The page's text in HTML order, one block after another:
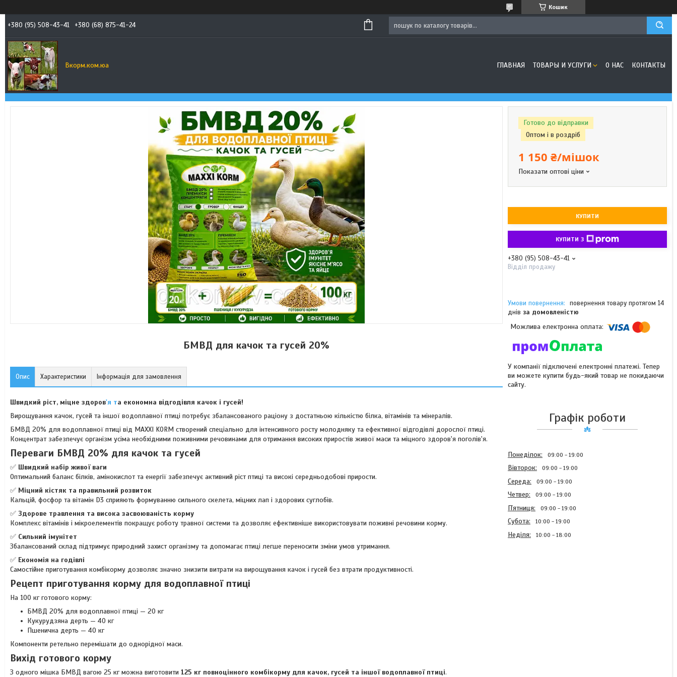
Кошик
+380 (95) 508-43-41 +380 (68) 875-41-24
Вкорм.ком.юа ГЛАВНАЯ ТОВАРЫ И УСЛУГИ О НАС КОНТАКТЫ
БМВД для качок та гусей 20%
Опис Характеристики Інформація для замовлення
Швидкий ріст, міцне здоров'я та економна відгодівля качок і гусей!
Вирощування качок, гусей та іншої водоплавної птиці потребує збалансованого раціону з достатньою кількістю білка, вітамінів та мінералів.
БМВД 20% для водоплавної птиці від MAXXI KORM створений спеціально для інтенсивного росту молодняку та ефективної відгодівлі дорослої птиці.
Концентрат забезпечує організм усіма необхідними поживними речовинами для отримання високих приростів живої маси та міцного здоров'я поголів'я.
Переваги БМВД 20% для качок та гусей
✅ Швидкий набір живої ваги
Оптимальний баланс білків, амінокислот та енергії забезпечує активний ріст птиці та високі середньодобові прирости.
✅ Міцний кістяк та правильний розвиток
Кальцій, фосфор та вітамін D3 сприяють формуванню сильного скелета, міцних лап і здорових суглобів.
✅ Здорове травлення та висока засвоюваність корму
Комплекс вітамінів і мікроелементів покращує роботу травної системи та дозволяє ефективніше використовувати поживні речовини корму.
✅ Сильний імунітет
Збалансований склад підтримує природний захист організму та допомагає птиці легше переносити зміни умов утримання.
✅ Економія на годівлі
Самостійне приготування комбікорму дозволяє значно знизити витрати на вирощування качок і гусей без втрати продуктивності.
Рецепт приготування корму для водоплавної птиці
На 100 кг готового корму:
БМВД 20% для водоплавної птиці — 20 кг
Кукурудзяна дерть — 40 кг
Пшенична дерть — 40 кг
Компоненти ретельно перемішати до однорідної маси.
Вихід готового корму
З одного мішка БМВД вагою 25 кг можна виготовити 125 кг повноцінного комбікорму для качок, гусей та іншої водоплавної птиці.
Готово до відправки
Оптом і в роздріб
1 150 ₴/мішок
Показати оптові ціни
КУПИТИ
КУПИТИ З
+380 (95) 508-43-41
Відділ продажу
повернення товару протягом 14
днів за домовленістю
У компанії підключені електронні платежі. Тепер
ви можете купити будь-який товар не покидаючи
сайту.
Графік роботи
Понеділок 09:00 19:00
Вівторок 09:00 19:00
Середа 09:00 19:00
Четвер 09:00 19:00
Пʼятниця 09:00 19:00
Субота 10:00 19:00
Неділя 10:00 18:00